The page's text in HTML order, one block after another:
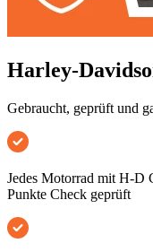
Harley-
Gebraucht, geprüft und
Jedes Motorrad mit H-D
Punkte Check geprüft